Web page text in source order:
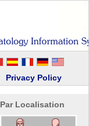
Privacy Policy
Par Localisation